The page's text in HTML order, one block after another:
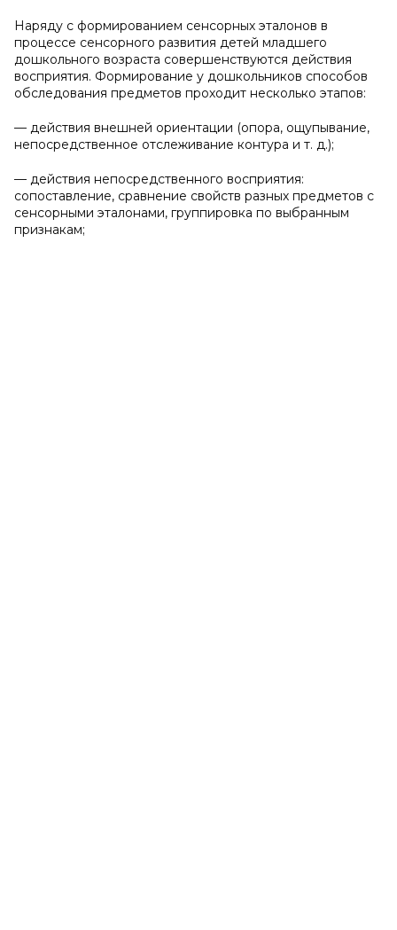
Наряду с формированием сенсорных эталонов в
процессе сенсорного развития детей младшего
дошкольного возраста совершенствуются действия
восприятия. Формирование у дошкольников способов
обследования предметов проходит несколько этапов:
— действия внешней ориентации (опора, ощупывание,
непосредственное отслеживание контура и т. д.);
— действия непосредственного восприятия:
сопоставление, сравнение свойств разных предметов с
сенсорными эталонами, группировка по выбранным
признакам;